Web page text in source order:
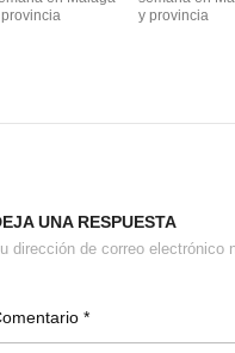
y provincia
UNA RESPUESTA
dirección de correo electrónico
*